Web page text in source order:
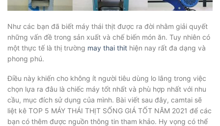
Như các bạn đã biết máy thái thịt được ra đời nhằm giải quyết
những vấn đề trong sản xuất và chế biến món ăn. Tuy nhiên có
một thực tế là thị trường may thai thit hiện nay rất đa dạng và
phong phú.
Điều này khiến cho không ít người tiêu dùng lo lắng trong việc
chọn lựa ra đâu là chiếc máy tốt nhất và phù hợp nhất với nhu
cầu, mục đích sử dụng của mình. Bài viết sau đây, camtai sẽ
liệt kê TOP 5 MÁY THÁI THỊT SỐNG GIÁ TỐT NĂM 2021 để các
bạn có thêm được nguồn thông tin tham khảo. Hy vọng có thể